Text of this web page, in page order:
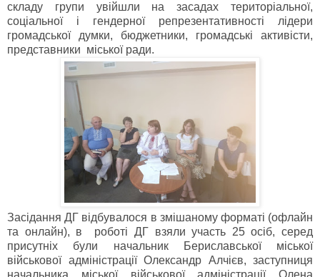
складу групи увійшли на засадах територіальної,
соціальної і гендерної репрезентативності лідери
громадської думки, бюджетники, громадські активісти,
представники міської ради.
Засідання ДГ відбувалося в змішаному форматі (офлайн
та онлайн), в роботі ДГ взяли участь 25 осіб, серед
присутніх були начальник Бериславської міської
військової адміністрації Олександр Алчієв, заступниця